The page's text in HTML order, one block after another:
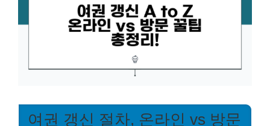
여권 갱신 절차, 온라인 vs 방문